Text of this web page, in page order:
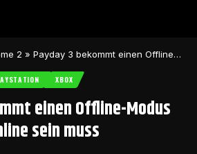
2 » Payday 3 bekommt einen Offline-Modus für den man Online sein muss
XBOX
einen Offline-Modus
sein muss